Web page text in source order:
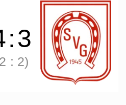
:3
: 2)